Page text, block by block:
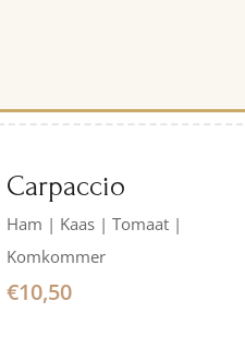
Carpaccio
Ham | Kaas | Tomaat |
Komkommer
€10,50